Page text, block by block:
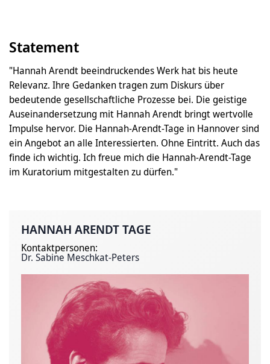
Statement
"Hannah Arendt beeindruckendes Werk hat bis heute
Relevanz. Ihre Gedanken tragen zum Diskurs über
bedeutende gesellschaftliche Prozesse bei. Die geistige
Auseinandersetzung mit Hannah Arendt bringt wertvolle
Impulse hervor. Die Hannah-Arendt-Tage in Hannover sind
ein Angebot an alle Interessierten. Ohne Eintritt. Auch das
finde ich wichtig. Ich freue mich die Hannah-Arendt-Tage
im Kuratorium mitgestalten zu dürfen."
HANNAH ARENDT TAGE
Kontaktpersonen:
Dr. Sabine Meschkat-Peters